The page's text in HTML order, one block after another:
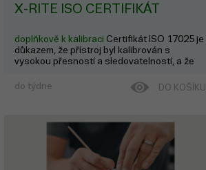
X-RITE ISO CERTIFIKÁT
doplňkově k kalibraci Certifikát ISO 17025 je
důkazem, že přístroj byl kalibrován s
vysokou přesností a sledovatelností, a že
auditované nebo certifikované procesy
(např. v tiskovém průmyslu, farmaceutické
do týdne DO KOŠÍKU